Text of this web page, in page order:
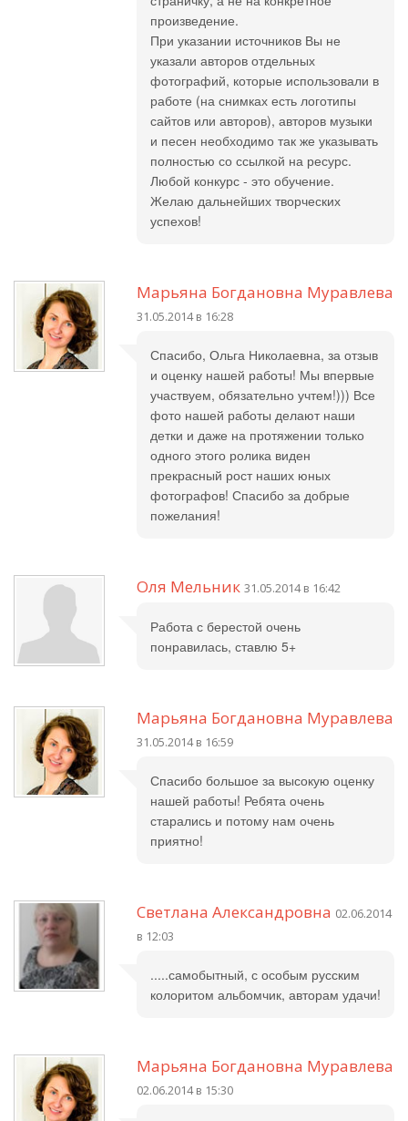
произведение.
При указании источников Вы не
указали авторов отдельных
фотографий, которые использовали в
работе (на снимках есть логотипы
сайтов или авторов), авторов музыки
и песен необходимо так же указывать
полностью со ссылкой на ресурс.
Любой конкурс - это обучение.
Желаю дальнейших творческих
успехов!
Марьяна Богдановна Муравлева
31.05.2014 в 16:28
Спасибо, Ольга Николаевна, за отзыв
и оценку нашей работы! Мы впервые
участвуем, обязательно учтем!))) Все
фото нашей работы делают наши
детки и даже на протяжении только
одного этого ролика виден
прекрасный рост наших юных
фотографов! Спасибо за добрые
пожелания!
Оля Мельник 31.05.2014 в 16:42
Работа с берестой очень
понравилась, ставлю 5+
Марьяна Богдановна Муравлева
31.05.2014 в 16:59
Спасибо большое за высокую оценку
нашей работы! Ребята очень
старались и потому нам очень
приятно!
Светлана Александровна 02.06.2014
в 12:03
.....самобытный, с особым русским
колоритом альбомчик, авторам удачи!
Марьяна Богдановна Муравлева
02.06.2014 в 15:30